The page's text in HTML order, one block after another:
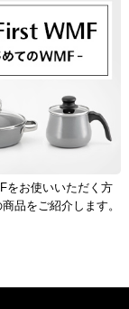
をお使いいただく方
品をご紹介します。